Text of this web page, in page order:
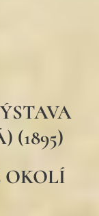
(1895)
OKOLÍ